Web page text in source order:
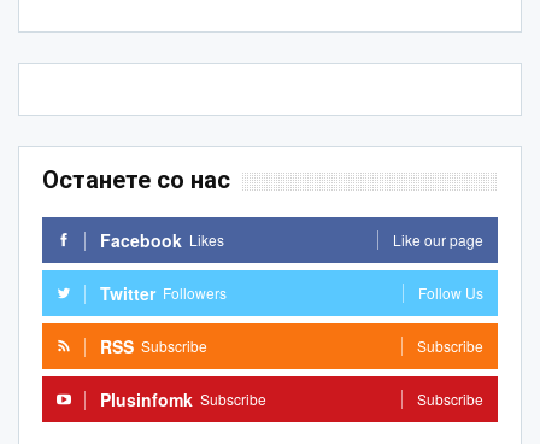
Останете со нас
Facebook Likes Like our page
Twitter Followers Follow Us
RSS Subscribe Subscribe
Plusinfomk Subscribe Subscribe